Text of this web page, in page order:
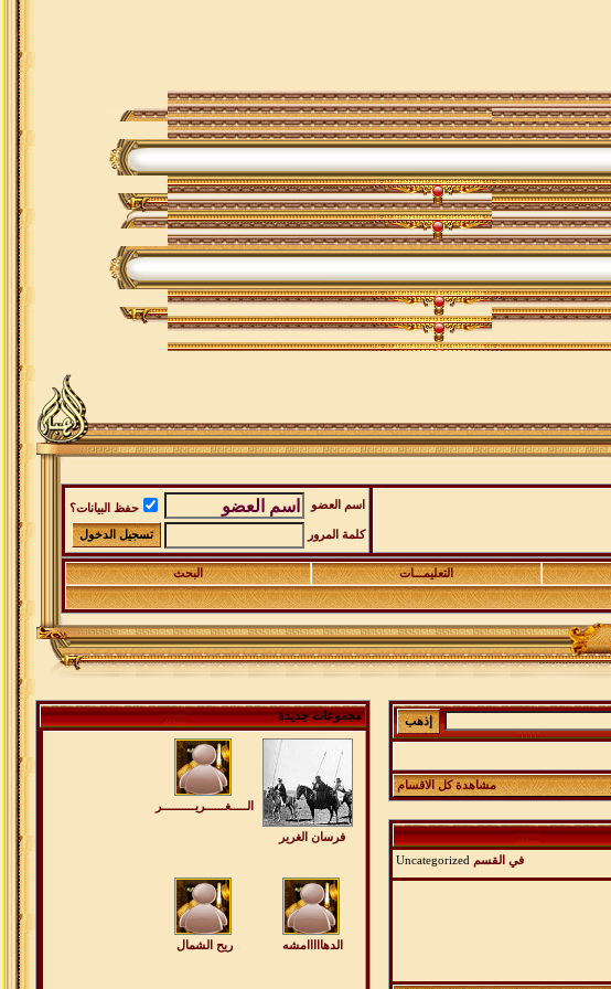
اسم العضو حفظ البيانات؟
كلمة المرور
التعليمـــات
البحث
مشاهدة كل الاقسام
في القسم Uncategorized
مجموعات جديدة
فرسان الغرير
الـــــغــــــريــــــــــر
الدهااااامشه ريح الشمال